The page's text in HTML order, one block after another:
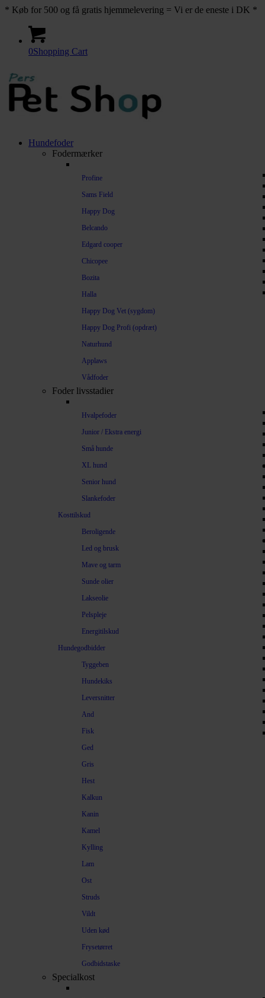
* Køb for 500 og få gratis hjemmelevering = Vi er de eneste i DK *
0Shopping Cart
Hundefoder
Fodermærker
Profine
Sams Field
Happy Dog
Belcando
Edgard cooper
Chicopee
Bozita
Halla
Happy Dog Vet (sygdom)
Happy Dog Profi (opdræt)
Naturhund
Applaws
Vådfoder
Foder livsstadier
Hvalpefoder
Junior / Ekstra energi
Små hunde
XL hund
Senior hund
Slankefoder
Kosttilskud
Beroligende
Led og brusk
Mave og tarm
Sunde olier
Lakseolie
Pelspleje
Energitilskud
Hundegodbidder
Tyggeben
Hundekiks
Leversnitter
And
Fisk
Ged
Gris
Hest
Kalkun
Kanin
Kamel
Kylling
Lam
Ost
Struds
Vildt
Uden kød
Frysetørret
Godbidstaske
Specialkost